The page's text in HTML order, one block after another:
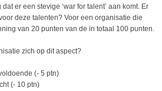
er een stevige ‘war for talent’ aan komt. Er
deze talenten? Voor een organisatie die
van 20 punten van de in totaal 100 punten.
zich op dit aspect?
(- 5 ptn)
(- 10 ptn)